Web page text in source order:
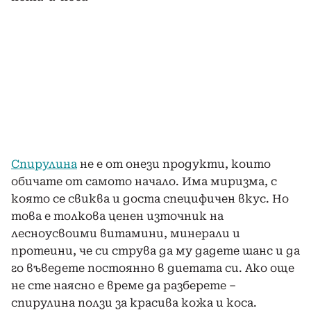
Спирулина не е от онези продукти, които
обичате от самото начало. Има миризма, с
която се свиква и доста специфичен вкус. Но
това е толкова ценен източник на
лесноусвоими витамини, минерали и
протеини, че си струва да му дадете шанс и да
го въведете постоянно в диетата си. Ако още
не сте наясно е време да разберете –
спирулина ползи за красива кожа и коса.